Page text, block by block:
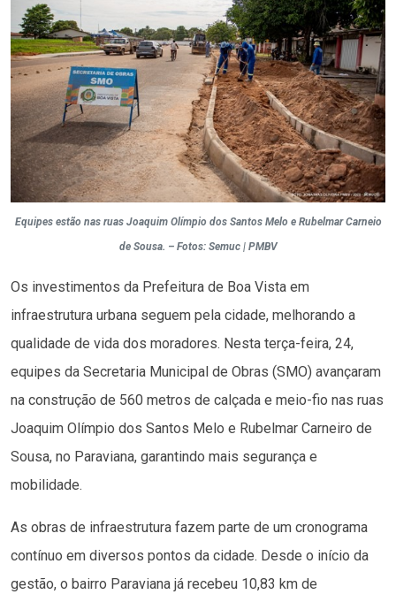
Equipes estão nas ruas Joaquim Olímpio dos Santos Melo e Rubelmar Carneio
de Sousa. – Fotos: Semuc | PMBV
Os investimentos da Prefeitura de Boa Vista em
infraestrutura urbana seguem pela cidade, melhorando a
qualidade de vida dos moradores. Nesta terça-feira, 24,
equipes da Secretaria Municipal de Obras (SMO) avançaram
na construção de 560 metros de calçada e meio-fio nas ruas
Joaquim Olímpio dos Santos Melo e Rubelmar Carneiro de
Sousa, no Paraviana, garantindo mais segurança e
mobilidade.
As obras de infraestrutura fazem parte de um cronograma
contínuo em diversos pontos da cidade. Desde o início da
gestão, o bairro Paraviana já recebeu 10,83 km de